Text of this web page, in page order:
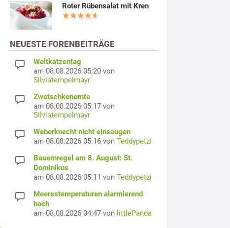
Roter Rübensalat mit Kren
NEUESTE FORENBEITRÄGE
Weltkatzentag
am 08.08.2026 05:20 von
Silviatempelmayr
Zwetschkenernte
am 08.08.2026 05:17 von
Silviatempelmayr
Weberknecht nicht einsaugen
am 08.08.2026 05:16 von Teddypetzi
Bauernregel am 8. August: St.
Dominikus
am 08.08.2026 05:11 von Teddypetzi
Meerestemperaturen alarmierend
hoch
am 08.08.2026 04:47 von littlePanda